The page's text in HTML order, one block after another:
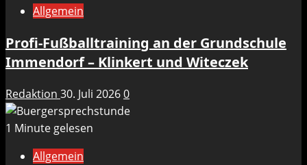
Allgemein
Profi-Fußballtraining an der Grundschule
Immendorf – Klinkert und Witeczek
Redaktion 30. Juli 20260
1 Minute gelesen
Allgemein